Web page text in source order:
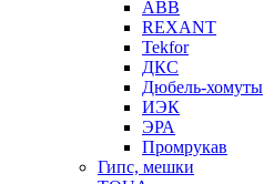
ABB
REXANT
Tekfor
ДКС
Дюбель-хомуты
ИЭК
ЭРА
Промрукав
Гипс, мешки